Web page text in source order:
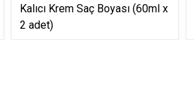
Kalıcı Krem Saç Boyası (60ml x
2 adet)